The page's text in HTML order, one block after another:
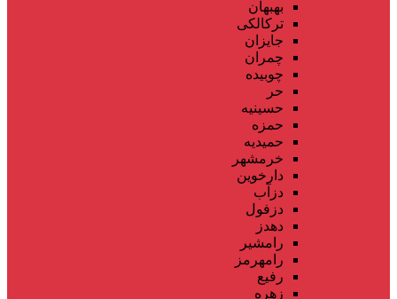
بهبهان
ترکالکی
جایزان
چمران
چوبیده
حر
حسینیه
حمزه
حمیدیه
خرمشهر
دارخوین
دزآب
دزفول
دهدز
رامشیر
رامهرمز
رفیع
زهره